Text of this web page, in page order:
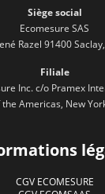
Siège social
Ecomesure SAS
Razel 91400 Saclay,
Filiale
Inc. c/o Pramex
Americas, New
CGV ECOMESURE